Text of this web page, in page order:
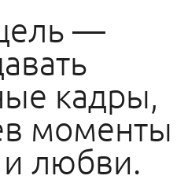
—
кадры,
моменты
и любви.